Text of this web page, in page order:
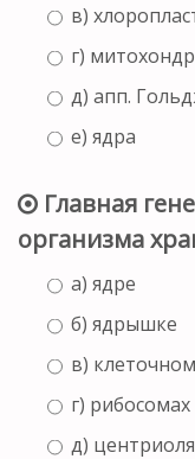
в)
г)
д) апп.
е) ядра
Главная
организма
а) ядре
б) ядрышке
в)
г) рибосомах
д)